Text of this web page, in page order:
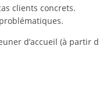
clients concrets.
d’accueil (à partir